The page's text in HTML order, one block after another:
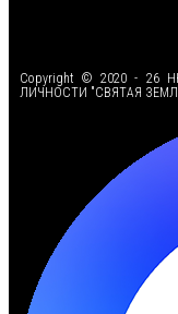
Copyright © 2020 - 26
ЛИЧНОСТИ "СВЯТАЯ